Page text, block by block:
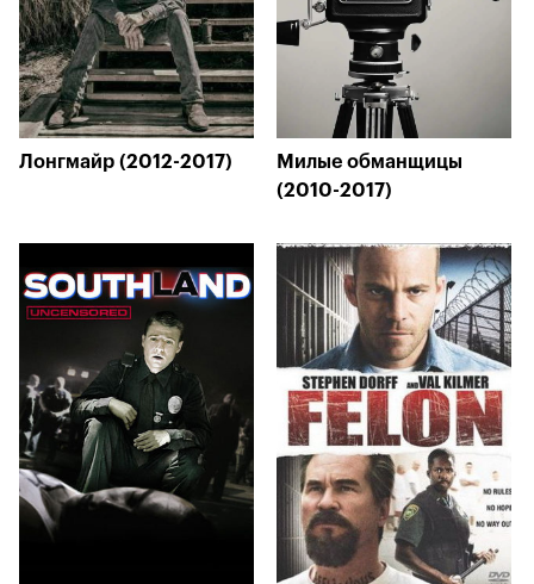
Лонгмайр (2012-2017)
Милые обманщицы
(2010-2017)